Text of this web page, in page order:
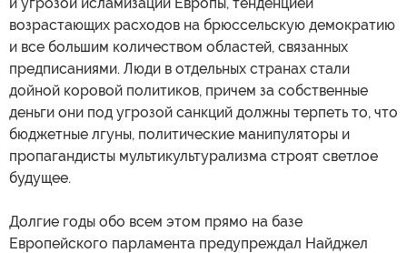
возрастающих расходов на брюссельскую демократию
и все большим количеством областей, связанных
предписаниями. Люди в отдельных странах стали
дойной коровой политиков, причем за собственные
деньги они под угрозой санкций должны терпеть то, что
бюджетные лгуны, политические манипуляторы и
пропагандисты мультикультурализма строят светлое
будущее.
Долгие годы обо всем этом прямо на базе
Европейского парламента предупреждал Найджел